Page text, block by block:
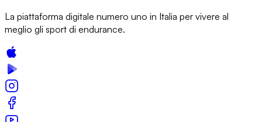
La piattaforma digitale numero uno in Italia per vivere al
meglio gli sport di endurance.